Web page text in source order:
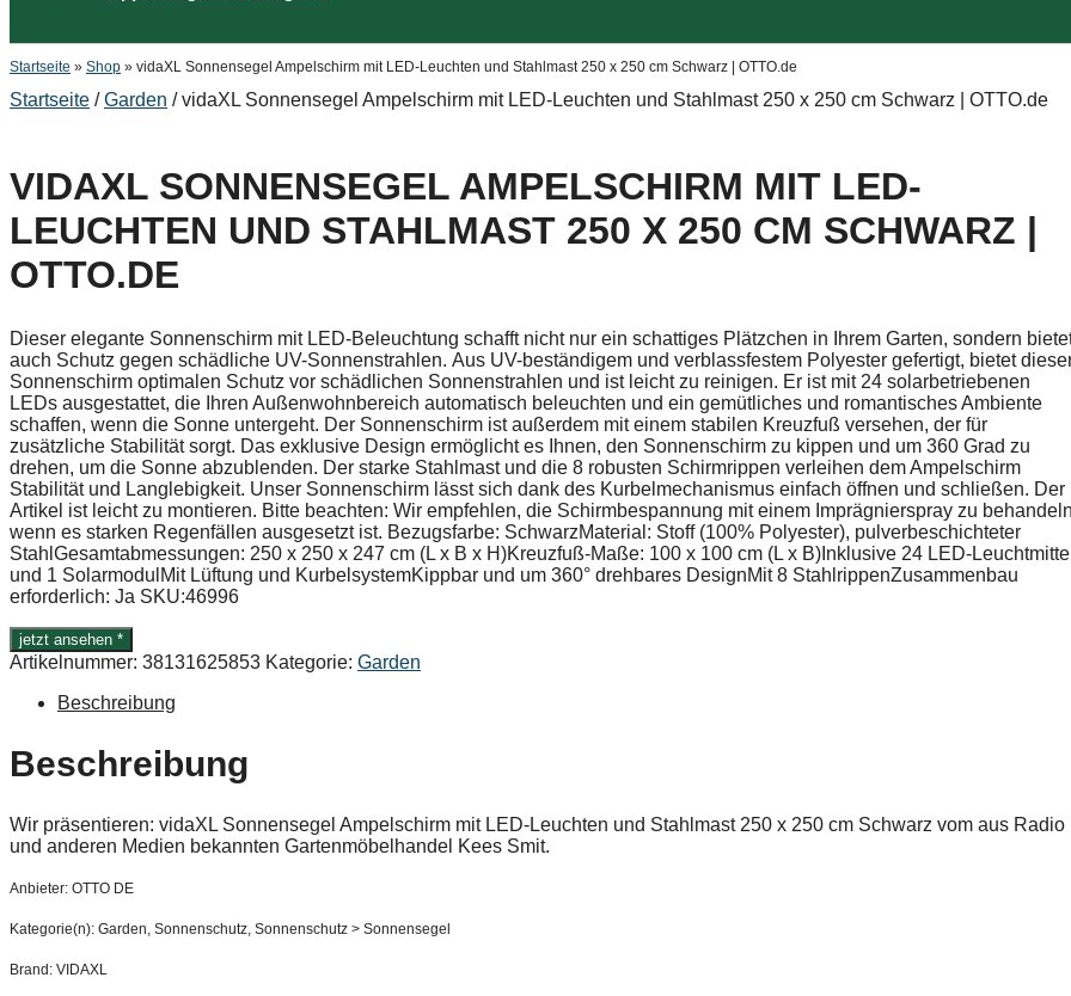
Startseite » Shop » vidaXL Sonnensegel Ampelschirm mit LED-Leuchten und Stahlmast 250 x 250 cm Schwarz | OTTO.de
Startseite /Garden / vidaXL Sonnensegel Ampelschirm mit LED-Leuchten und Stahlmast 250 x 250 cm Schwarz | OTTO.de
VIDAXL SONNENSEGEL AMPELSCHIRM MIT LED-
LEUCHTEN UND STAHLMAST 250 X 250 CM SCHWARZ |
OTTO.DE
Dieser elegante Sonnenschirm mit LED-Beleuchtung schafft nicht nur ein schattiges Plätzchen in Ihrem Garten, sondern
auch Schutz gegen schädliche UV-Sonnenstrahlen. Aus UV-beständigem und verblassfestem Polyester gefertigt, bietet
Sonnenschirm optimalen Schutz vor schädlichen Sonnenstrahlen und ist leicht zu reinigen. Er ist mit 24 solarbetriebenen
LEDs ausgestattet, die Ihren Außenwohnbereich automatisch beleuchten und ein gemütliches und romantisches Ambiente
schaffen, wenn die Sonne untergeht. Der Sonnenschirm ist außerdem mit einem stabilen Kreuzfuß versehen, der für
zusätzliche Stabilität sorgt. Das exklusive Design ermöglicht es Ihnen, den Sonnenschirm zu kippen und um 360 Grad zu
drehen, um die Sonne abzublenden. Der starke Stahlmast und die 8 robusten Schirmrippen verleihen dem Ampelschirm
Stabilität und Langlebigkeit. Unser Sonnenschirm lässt sich dank des Kurbelmechanismus einfach öffnen und schließen. Der
Artikel ist leicht zu montieren. Bitte beachten: Wir empfehlen, die Schirmbespannung mit einem Imprägnierspray zu
wenn es starken Regenfällen ausgesetzt ist. Bezugsfarbe: SchwarzMaterial: Stoff (100% Polyester), pulverbeschichteter
StahlGesamtabmessungen: 250 x 250 x 247 cm (L x B x H)Kreuzfuß-Maße: 100 x 100 cm (L x B)Inklusive 24 LED-Leuchtmittel
und 1 SolarmodulMit Lüftung und KurbelsystemKippbar und um 360° drehbares DesignMit 8 StahlrippenZusammenbau
erforderlich: Ja SKU:46996
jetzt ansehen *
Artikelnummer: 38131625853 Kategorie: Garden
Beschreibung
Beschreibung
Wir präsentieren: vidaXL Sonnensegel Ampelschirm mit LED-Leuchten und Stahlmast 250 x 250 cm Schwarz vom aus Radio
und anderen Medien bekannten Gartenmöbelhandel Kees Smit.
Anbieter: OTTO DE
Kategorie(n): Garden, Sonnenschutz, Sonnenschutz > Sonnensegel
Brand: VIDAXL